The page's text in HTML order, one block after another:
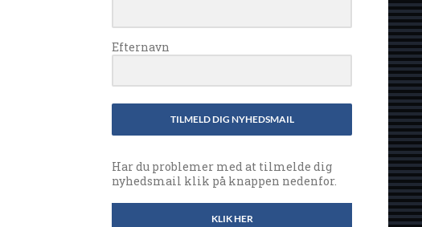
Efternavn
TILMELD DIG NYHEDSMAIL
Har du problemer med at tilmelde dig
nyhedsmail klik på knappen nedenfor.
KLIK HER